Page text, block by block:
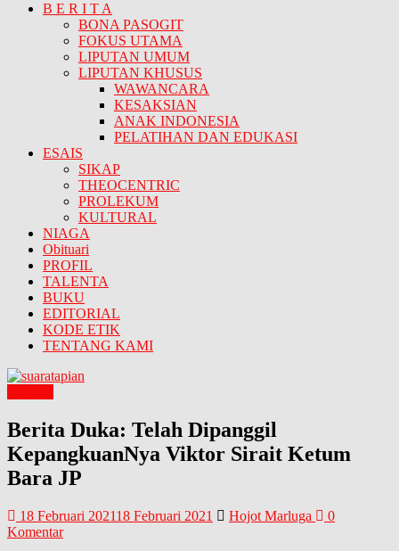
B E R I T A
BONA PASOGIT
FOKUS UTAMA
LIPUTAN UMUM
LIPUTAN KHUSUS
WAWANCARA
KESAKSIAN
ANAK INDONESIA
PELATIHAN DAN EDUKASI
ESAIS
SIKAP
THEOCENTRIC
PROLEKUM
KULTURAL
NIAGA
Obituari
PROFIL
TALENTA
BUKU
EDITORIAL
KODE ETIK
TENTANG KAMI
Berita Duka: Telah Dipanggil
KepangkuanNya Viktor Sirait Ketum
Bara JP
18 Februari 202118 Februari 2021 Hojot Marluga
0
Komentar